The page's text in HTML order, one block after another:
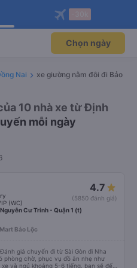
ngay!
viên độc
Mở app
vé máy bay qua
Mở app
Chọn ngày
Nai
xe giường nằm đôi đi Bảo
10 nhà xe từ Định
mỗi ngày
(WC)
4.7
(5850 đánh giá)
Cư Trinh - Quận 1 (t)
Bảo Lộc
giá chuyến đi từ Sài Gòn đi Nha
phòng chờ, phục vụ đồ ăn nhẹ như
và ngủ khoảng 5-6 tiếng, bạn sẽ đến